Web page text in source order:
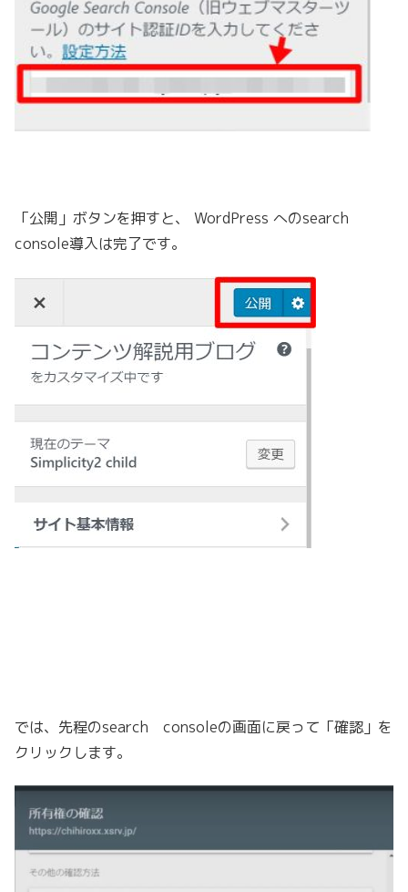
「公開」ボタンを押すと、 WordPress へのsearch
console導入は完了です。
では、先程のsearch consoleの画面に戻って「確認」を
クリックします。